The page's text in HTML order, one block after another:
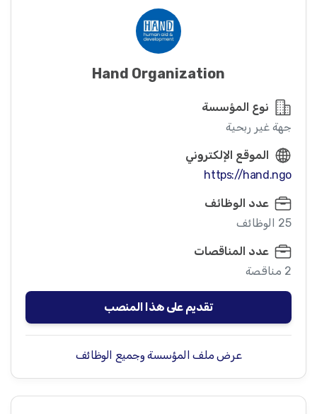
Hand Organization
نوع المؤسسة
جهة غير ربحية
الموقع الإلكتروني
https://hand.ngo
عدد الوظائف
25 الوظائف
عدد المناقصات
2 مناقصة
تقديم على هذا المنصب
عرض ملف المؤسسة وجميع الوظائف